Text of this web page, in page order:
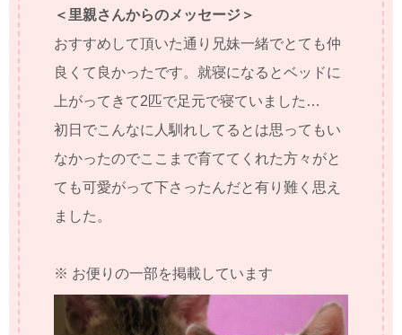
＜里親さんからのメッセージ＞
おすすめして頂いた通り兄妹一緒でとても仲
良くて良かったです。就寝になるとベッドに
上がってきて2匹で足元で寝ていました…
初日でこんなに人馴れしてるとは思ってもい
なかったのでここまで育ててくれた方々がと
ても可愛がって下さったんだと有り難く思え
ました。
※ お便りの一部を掲載しています